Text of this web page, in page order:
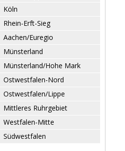
Köln
Rhein-Erft-Sieg
Aachen/Euregio
Münsterland
Münsterland/Hohe Mark
Ostwestfalen-Nord
Ostwestfalen/Lippe
Mittleres Ruhrgebiet
Westfalen-Mitte
Südwestfalen